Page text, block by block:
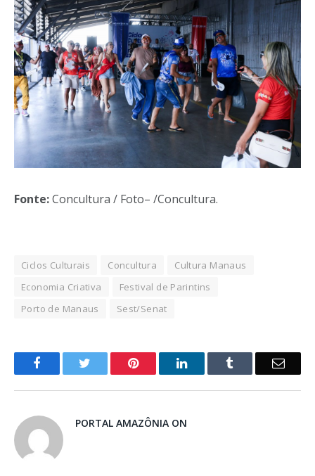
Fonte:Concultura / Foto– /Concultura.
Ciclos Culturais Concultura
Cultura Manaus
Economia Criativa
Festival de Parintins
Porto de Manaus
Sest/Senat
o
Pinterest LinkedIn
E-
PORTAL AMAZÔNIA ON